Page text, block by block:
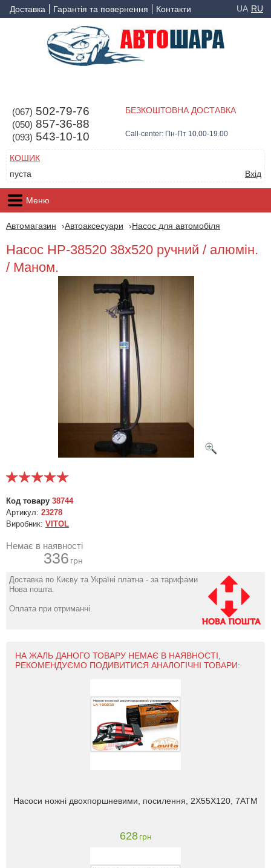
Доставка Гарантія та повернення Контакти UA RU
(067) 502-79-76
(050) 857-36-88
(093) 543-10-10
БЕЗКОШТОВНА ДОСТАВКА
Call-center: Пн-Пт 10.00-19.00
КОШИК
пуста
Вхід
Меню
Автомагазин Автоаксесуари Насос для автомобіля
Насос НР-38520 38х520 ручний / алюмін.
/ Маном.
Код товару 38744
Артикул: 23278
Виробник: VITOL
Немає в наявності
336 грн
Доставка по Києву та Україні платна - за тарифами
Нова пошта.
Оплата при отриманні.
НА ЖАЛЬ ДАНОГО ТОВАРУ НЕМАЄ В НАЯВНОСТІ,
РЕКОМЕНДУЄМО ПОДИВИТИСЯ АНАЛОГІЧНІ ТОВАРИ:
Насоси ножні двохпоршневими, посилення, 2Х55Х120, 7АТМ
628 грн